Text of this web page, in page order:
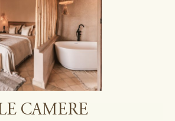
CAMERE